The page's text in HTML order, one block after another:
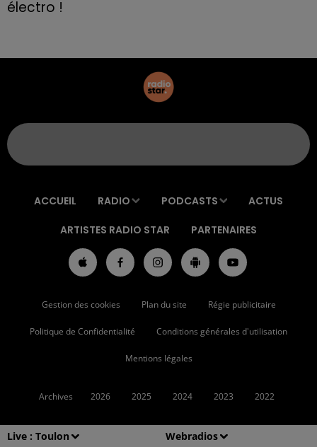
Live : Toulon Webradios
électro !
ACCUEIL RADIO PODCASTS ACTUS
ARTISTES RADIO STAR PARTENAIRES
Gestion des cookies Plan du site Régie publicitaire
Politique de Confidentialité Conditions générales d'utilisation
Mentions légales
Archives 2026 2025 2024 2023 2022